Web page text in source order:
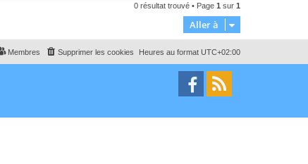
0 résultat trouvé • Page 1 sur 1
Aller à
Heures au format UTC+02:00
Supprimer les cookies
Membres